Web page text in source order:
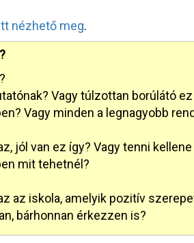
nézhető meg.
Vagy túlzottan borúlátó
Vagy minden a legnagyobb
jól van ez így? Vagy tenni
mit tehetnél?
az iskola, amelyik pozitív
bárhonnan érkezzen is?